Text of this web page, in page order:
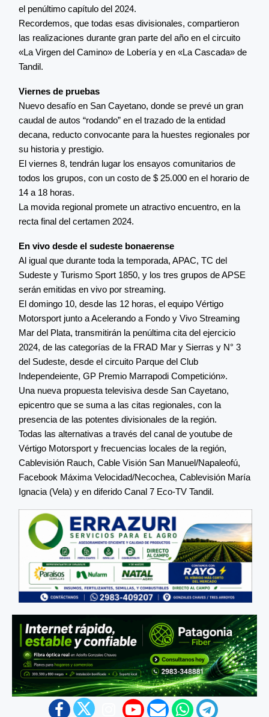
el penúltimo capítulo del 2024.
Recordemos, que todas esas divisionales, compartieron
las realizaciones durante gran parte del año en el circuito
«La Virgen del Camino» de Lobería y en «La Cascada» de
Tandil.
Viernes de pruebas
Nuevo desafío en San Cayetano, donde se prevé un gran
caudal de autos “rodando” en el trazado de la entidad
decana, reducto convocante para la huestes regionales por
su historia y prestigio.
El viernes 8, tendrán lugar los ensayos comunitarios de
todos los grupos, con un costo de $ 25.000 en el horario de
14 a 18 horas.
La movida regional promete un atractivo encuentro, en la
recta final del certamen 2024.
En vivo desde el sudeste bonaerense
Al igual que durante toda la temporada, APAC, TC del
Sudeste y Turismo Sport 1850, y los tres grupos de APSE
serán emitidas en vivo por streaming.
El domingo 10, desde las 12 horas, el equipo Vértigo
Motorsport junto a Acelerando a Fondo y Vivo Streaming
Mar del Plata, transmitirán la penúltima cita del ejercicio
2024, de las categorías de la FRAD Mar y Sierras y N° 3
del Sudeste, desde el circuito Parque del Club
Independeiente, GP Premio Marrapodi Competición».
Una nueva propuesta televisiva desde San Cayetano,
epicentro que se suma a las citas regionales, con la
presencia de las potentes divisionales de la región.
Todas las alternativas a través del canal de youtube de
Vértigo Motorsport y frecuencias locales de la región,
Cablevisión Rauch, Cable Visión San Manuel/Napaleofú,
Facebook Máxima Velocidad/Necochea, Cablevisión María
Ignacia (Vela) y en diferido Canal 7 Eco-TV Tandil.